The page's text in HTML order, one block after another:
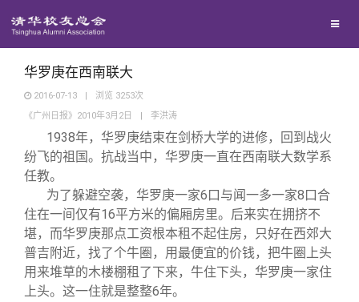
校友文苑
校友讲坛
校友视界
校友服务
华罗庚在西南联大
2016-07-13 | 浏览 3253次
《广州日报》2010年3月2日
| 李洪涛
1938年，华罗庚结束在剑桥大学的进修，回到战火
纷飞的祖国。抗战当中，华罗庚一直在西南联大数学系
任教。
为了躲避空袭，华罗庚一家6口与闻一多一家8口合
住在一间仅有16平方米的偏厢房里。后来实在拥挤不
堪，而华罗庚那点工资根本租不起住房，只好在西郊大
普吉附近，找了个牛圈，用最便宜的价钱，把牛圈上头
用来堆草的木楼棚租了下来，牛住下头，华罗庚一家住
上头。这一住就是整整6年。